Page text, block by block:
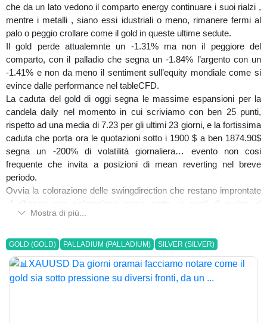
che da un lato vedono il comparto energy continuare i suoi rialzi ,
mentre i metalli , siano essi idustriali o meno, rimanere fermi al
palo o peggio crollare come il gold in queste ultime sedute.
Il gold perde attualemnte un -1.31% ma non il peggiore del
comparto, con il palladio che segna un -1.84% l’argento con un
-1.41% e non da meno il sentiment sull’equity mondiale come si
evince dalle performance nel tableCFD.
La caduta del gold di oggi segna le massime espansioni per la
candela daily nel momento in cui scriviamo con ben 25 punti,
rispetto ad una media di 7.23 per gli ultimi 23 giorni, e la fortissima
caduta che porta ora le quotazioni sotto i 1900 $ a ben 1874.90$
segna un -200% di volatilità giornaliera… evento non cosi
frequente che invita a posizioni di mean reverting nel breve
periodo.
Ovvia la colorazione delle swingdirection che restano improntate
al ribasso con colorazione rossa netta, e punti di swing ai
lontanissimi 1899-1903$ il che lascia intendere che eventuali
tendenza principale.
Non possiamo tuttavia negare l’opportunità di posizioni contrarian
che da queste aree possano portare a ritest della mm21 periodi in
h1 a 1891$, attendiamo solo concreti pattern di inversione su tf
Mostra di più...
GOLD (GOLD) PALLADIUM (PALLADIUM) SILVER (SILVER)